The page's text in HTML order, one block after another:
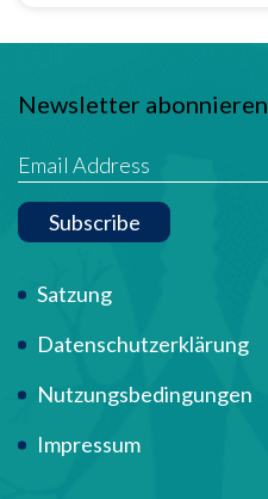
Newsletter abonnieren
Subscribe
Term Of Use
Satzung
Datenschutzerklärung
Nutzungsbedingungen
Impressum